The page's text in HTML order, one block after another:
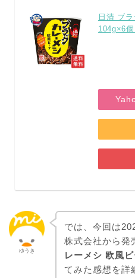
日清 ブ
104g×6
ゆうき
では、今回は
株式会社から発
レーメシ 欧風ビ
てみた感想を詳